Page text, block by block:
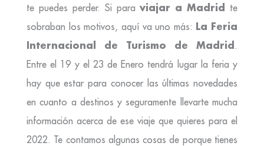
te puedes perder. Si paraviajar a Madrid te
sobraban los motivos, aquí va uno más: La Feria
Internacional de Turismo de Madrid.
Entre el 19 y el 23 de Enero tendrá lugar la feria y
hay que estar para conocer las últimas novedades
en cuanto a destinos y seguramente llevarte mucha
información acerca de ese viaje que quieres para el
2022. Te contamos algunas cosas de porque tienes